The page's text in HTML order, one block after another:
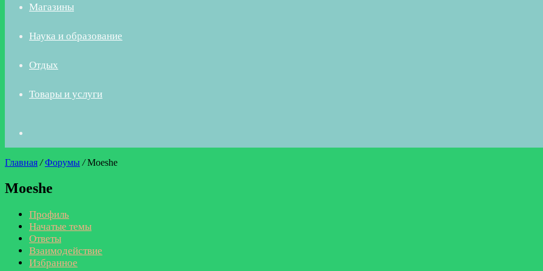
Магазины
Наука и образование
Отдых
Товары и услуги
Главная / Форумы / Moeshe
Moeshe
Профиль
Начатые темы
Ответы
Взаимодействие
Избранное